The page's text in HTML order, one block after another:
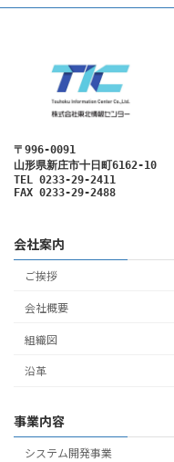
〒996-0091
山形県新庄市十日町6162-10
TEL 0233-29-2411
FAX 0233-29-2488
会社案内
ご挨拶
会社概要
組織図
沿革
事業内容
システム開発事業